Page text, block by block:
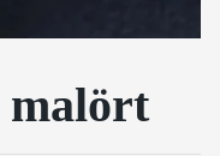
malört